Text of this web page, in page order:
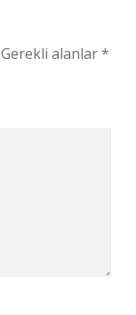
Gerekli alanlar*